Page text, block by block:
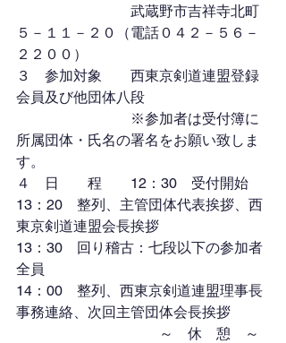
武蔵野市吉祥寺北町
５－１１－２０（電話０４２－５６－
２２００）
３　参加対象　　西東京剣道連盟登録
会員及び他団体八段
※参加者は受付簿に
所属団体・氏名の署名をお願い致しま
す。
４　日　　程　　12：30　受付開始
13：20　整列、主管団体代表挨拶、西
東京剣道連盟会長挨拶
13：30　回り稽古：七段以下の参加者
全員
14：00　整列、西東京剣道連盟理事長
事務連絡、次回主管団体会長挨拶
～　休　憩　～